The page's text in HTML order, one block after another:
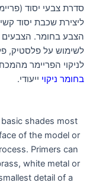
סדרת צבעי יסוד
ליצירת שכבת יסוד
הצבע בחומר. הצבעים
לשימוש על פלסטיק,
לניקוי הפריימר
בחומר ניקוי ייעודי.
basic shades most
of the model or
Primers can
white metal or
detail of a